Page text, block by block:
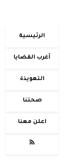
الرئيسية
أغرب القضايا
التعويذة
صحتنا
اعلن معنا
